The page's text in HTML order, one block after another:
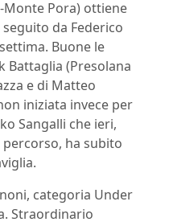
Monte Pora) ottiene
da Federico
Buone le
Battaglia (Presolana
e di Matteo
iniziata invece per
Sangalli che ieri,
ha subito
, categoria Under
Straordinario